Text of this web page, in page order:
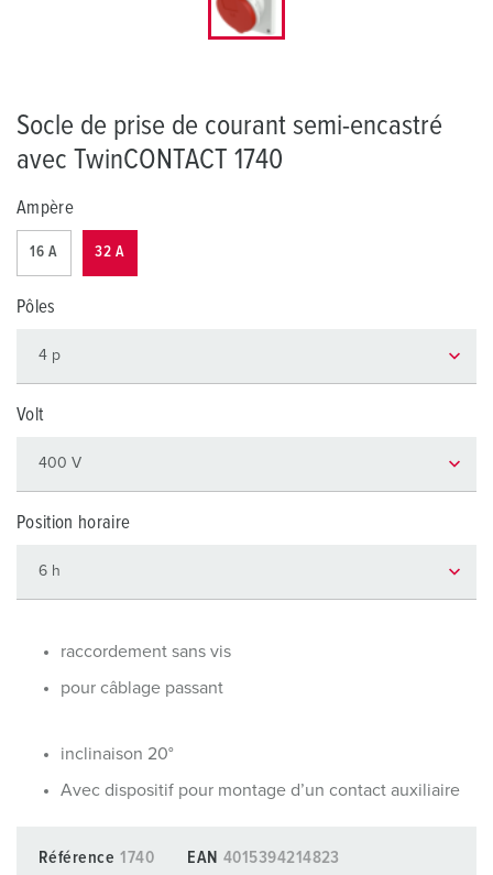
Socle de prise de courant semi-encastré
avec TwinCONTACT 1740
Ampère
16 A 32 A
Pôles
Volt
Position horaire
raccordement sans vis
pour câblage passant
inclinaison 20°
Avec dispositif pour montage d’un contact auxiliaire
Référence 1740 EAN 4015394214823